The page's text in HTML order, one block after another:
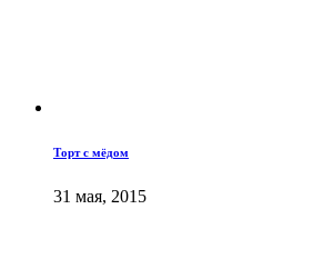
Торт с мёдом
31 мая, 2015